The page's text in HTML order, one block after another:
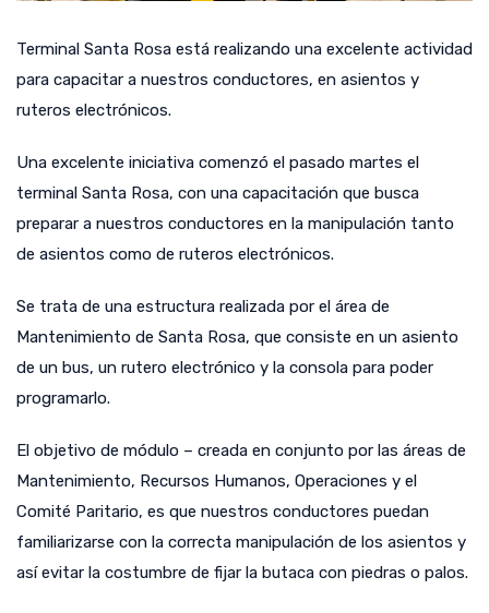
Terminal Santa Rosa está realizando una excelente actividad
para capacitar a nuestros conductores, en asientos y
ruteros electrónicos.
Una excelente iniciativa comenzó el pasado martes el
terminal Santa Rosa, con una capacitación que busca
preparar a nuestros conductores en la manipulación tanto
de asientos como de ruteros electrónicos.
Se trata de una estructura realizada por el área de
Mantenimiento de Santa Rosa, que consiste en un asiento
de un bus, un rutero electrónico y la consola para poder
programarlo.
El objetivo de módulo – creada en conjunto por las áreas de
Mantenimiento, Recursos Humanos, Operaciones y el
Comité Paritario, es que nuestros conductores puedan
familiarizarse con la correcta manipulación de los asientos y
así evitar la costumbre de fijar la butaca con piedras o palos.